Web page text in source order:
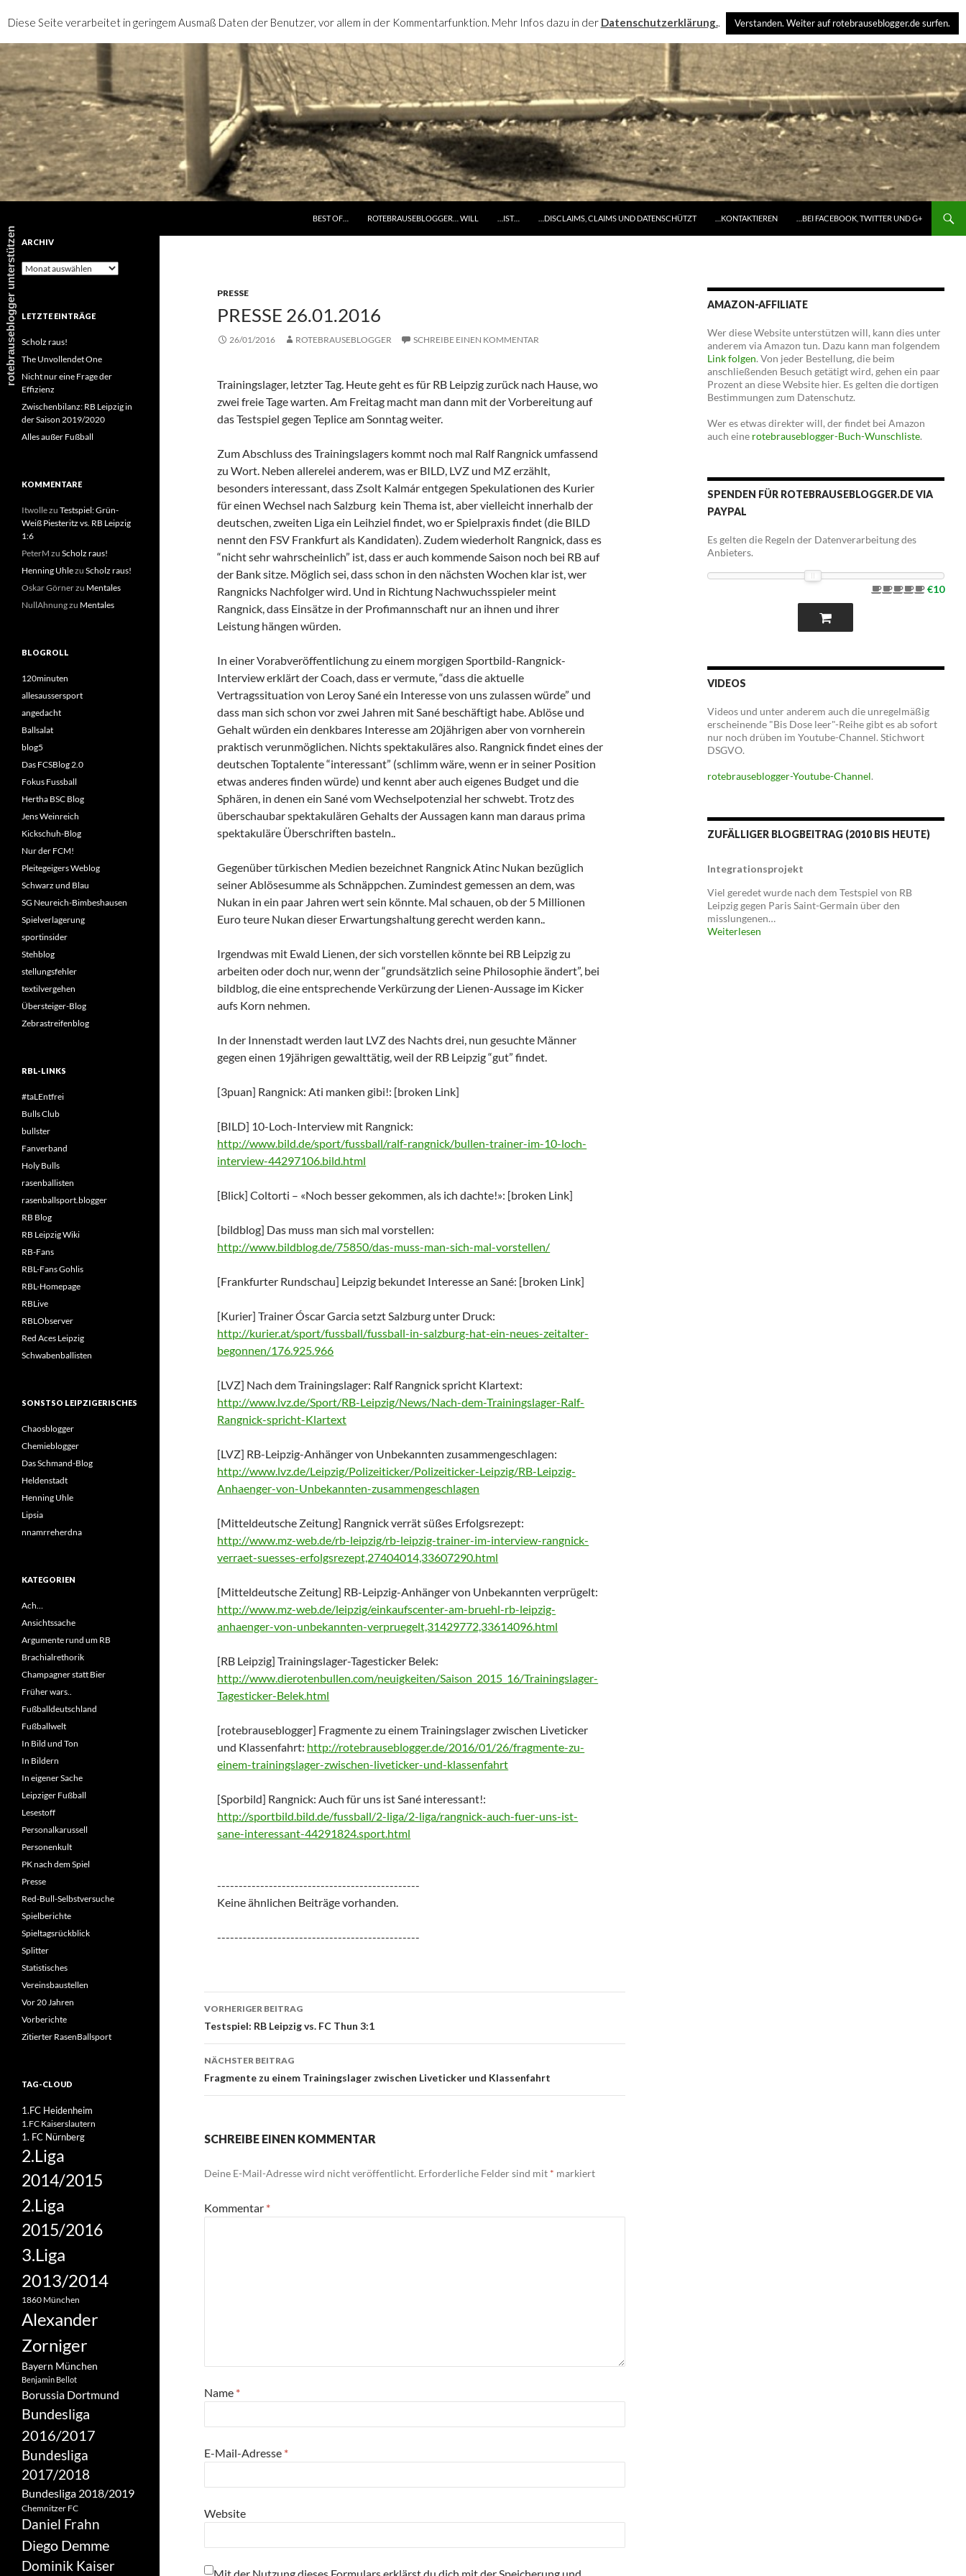
BEST OF…
ROTEBRAUSEBLOGGER… WILL …IST… …DISCLAIMS, CLAIMS UND DATENSCHÜTZT …KONTAKTIEREN …BEI FACEBOOK, TWITTER UND G+
PRESSE
PRESSE 26.01.2016
26/01/2016 ROTEBRAUSEBLOGGER SCHREIBE EINEN KOMMENTAR
Trainingslager, letzter Tag. Heute geht es für RB Leipzig zurück nach Hause, wo
zwei freie Tage warten. Am Freitag macht man dann mit der Vorbereitung auf
das Testspiel gegen Teplice am Sonntag weiter.
Zum Abschluss des Trainingslagers kommt noch mal Ralf Rangnick umfassend
zu Wort. Neben allerelei anderem, was er BILD, LVZ und MZ erzählt,
besonders interessant, dass Zsolt Kalmár entgegen Spekulationen des Kurier
für einen Wechsel nach Salzburg kein Thema ist, aber vielleicht innerhalb der
deutschen, zweiten Liga ein Leihziel findet, wo er Spielpraxis findet (die BILD
nennt den FSV Frankfurt als Kandidaten). Zudem wiederholt Rangnick, dass es
“nicht sehr wahrscheinlich” ist, dass er auch kommende Saison noch bei RB auf
der Bank sitze. Möglich sei, dass schon in den nächsten Wochen klar ist, wer
Rangnicks Nachfolger wird. Und in Richtung Nachwuchsspieler meint
Rangnick, dass Einsätze in der Profimannschaft nur an ihnen und ihrer
Leistung hängen würden.
In einer Vorabveröffentlichung zu einem morgigen Sportbild-Rangnick-
Interview erklärt der Coach, dass er vermute, “dass die aktuelle
Vertragssituation von Leroy Sané ein Interesse von uns zulassen würde” und
dass man sich schon vor zwei Jahren mit Sané beschäftigt habe. Ablöse und
Gehalt würden ein denkbares Interesse am 20jährigen aber von vornherein
praktisch verunmöglichen. Nichts spektakuläres also. Rangnick findet eines der
deutschen Toptalente “interessant” (schlimm wäre, wenn er in seiner Position
etwas anderes finden würde) und kennt aber auch eigenes Budget und die
Sphären, in denen ein Sané vom Wechselpotenzial her schwebt. Trotz des
überschaubar spektakulären Gehalts der Aussagen kann man daraus prima
spektakuläre Überschriften basteln..
Gegenüber türkischen Medien bezeichnet Rangnick Atinc Nukan bezüglich
seiner Ablösesumme als Schnäppchen. Zumindest gemessen an dem, was
Nukan in ein paar Jahren wert sein könnte. Mal schauen, ob der 5 Millionen
Euro teure Nukan dieser Erwartungshaltung gerecht werden kann..
Irgendwas mit Ewald Lienen, der sich vorstellen könnte bei RB Leipzig zu
arbeiten oder doch nur, wenn der “grundsätzlich seine Philosophie ändert”, bei
bildblog, die eine entsprechende Verkürzung der Lienen-Aussage im Kicker
aufs Korn nehmen.
In der Innenstadt werden laut LVZ des Nachts drei, nun gesuchte Männer
gegen einen 19jährigen gewalttätig, weil der RB Leipzig “gut” findet.
[3puan] Rangnick: Ati manken gibi!: [broken Link]
[BILD] 10-Loch-Interview mit Rangnick:
http://www.bild.de/sport/fussball/ralf-rangnick/bullen-trainer-im-10-loch-
interview-44297106.bild.html
[Blick] Coltorti – «Noch besser gekommen, als ich dachte!»: [broken Link]
[bildblog] Das muss man sich mal vorstellen:
http://www.bildblog.de/75850/das-muss-man-sich-mal-vorstellen/
[Frankfurter Rundschau] Leipzig bekundet Interesse an Sané: [broken Link]
[Kurier] Trainer Óscar Garcia setzt Salzburg unter Druck:
http://kurier.at/sport/fussball/fussball-in-salzburg-hat-ein-neues-zeitalter-
begonnen/176.925.966
[LVZ] Nach dem Trainingslager: Ralf Rangnick spricht Klartext:
http://www.lvz.de/Sport/RB-Leipzig/News/Nach-dem-Trainingslager-Ralf-
Rangnick-spricht-Klartext
[LVZ] RB-Leipzig-Anhänger von Unbekannten zusammengeschlagen:
http://www.lvz.de/Leipzig/Polizeiticker/Polizeiticker-Leipzig/RB-Leipzig-
Anhaenger-von-Unbekannten-zusammengeschlagen
[Mitteldeutsche Zeitung] Rangnick verrät süßes Erfolgsrezept:
http://www.mz-web.de/rb-leipzig/rb-leipzig-trainer-im-interview-rangnick-
verraet-suesses-erfolgsrezept,27404014,33607290.html
[Mitteldeutsche Zeitung] RB-Leipzig-Anhänger von Unbekannten verprügelt:
http://www.mz-web.de/leipzig/einkaufscenter-am-bruehl-rb-leipzig-
anhaenger-von-unbekannten-verpruegelt,31429772,33614096.html
[RB Leipzig] Trainingslager-Tagesticker Belek:
http://www.dierotenbullen.com/neuigkeiten/Saison_2015_16/Trainingslager-
Tagesticker-Belek.html
[rotebrauseblogger] Fragmente zu einem Trainingslager zwischen Liveticker
und Klassenfahrt: http://rotebrauseblogger.de/2016/01/26/fragmente-zu-
einem-trainingslager-zwischen-liveticker-und-klassenfahrt
[Sporbild] Rangnick: Auch für uns ist Sané interessant!:
http://sportbild.bild.de/fussball/2-liga/2-liga/rangnick-auch-fuer-uns-ist-
sane-interessant-44291824.sport.html
-----------------------------------------------
Keine ähnlichen Beiträge vorhanden.
-----------------------------------------------
Beitrags-
Navigation
VORHERIGER BEITRAG
Testspiel: RB Leipzig vs. FC Thun 3:1
NÄCHSTER BEITRAG
Fragmente zu einem Trainingslager zwischen Liveticker und Klassenfahrt
SCHREIBE EINEN KOMMENTAR
Deine E-Mail-Adresse wird nicht veröffentlicht. Erforderliche Felder sind mit * markiert
Kommentar *
Name *
E-Mail-Adresse *
Website
AMAZON-AFFILIATE
Wer diese Website unterstützen will, kann dies unter
anderem via Amazon tun. Dazu kann man folgendem
Link folgen. Von jeder Bestellung, die beim
anschließenden Besuch getätigt wird, gehen ein paar
Prozent an diese Website hier. Es gelten die dortigen
Bestimmungen zum Datenschutz.
Wer es etwas direkter will, der findet bei Amazon
auch eine rotebrauseblogger-Buch-Wunschliste.
SPENDEN FÜR ROTEBRAUSEBLOGGER.DE VIA
PAYPAL
Es gelten die Regeln der Datenverarbeitung des
Anbieters.
€10
VIDEOS
Videos und unter anderem auch die unregelmäßig
erscheinende "Bis Dose leer"-Reihe gibt es ab sofort
nur noch drüben im Youtube-Channel. Stichwort
DSGVO.
rotebrauseblogger-Youtube-Channel.
ZUFÄLLIGER BLOGBEITRAG (2010 BIS HEUTE)
Integrationsprojekt
Viel geredet wurde nach dem Testspiel von RB
Leipzig gegen Paris Saint-Germain über den
misslungenen…
Weiterlesen
ARCHIV
Archiv
LETZTE EINTRÄGE
Scholz raus!
The Unvollendet One
Nicht nur eine Frage der
Effizienz
Zwischenbilanz: RB Leipzig in
der Saison 2019/2020
Alles außer Fußball
KOMMENTARE
Itwollezu Testspiel: Grün-
Weiß Piesteritz vs. RB Leipzig
1:6
PeterM zu Scholz raus!
Henning Uhlezu Scholz raus!
Oskar Görnerzu Mentales
NullAhnungzu Mentales
BLOGROLL
120minuten
allesaussersport
angedacht
Ballsalat
blog5
Das FCSBlog 2.0
Fokus Fussball
Hertha BSC Blog
Jens Weinreich
Kickschuh-Blog
Nur der FCM!
Pleitegeigers Weblog
Schwarz und Blau
SG Neureich-Bimbeshausen
Spielverlagerung
sportinsider
Stehblog
stellungsfehler
textilvergehen
Übersteiger-Blog
Zebrastreifenblog
RBL-LINKS
#taLEntfrei
Bulls Club
bullster
Fanverband
Holy Bulls
rasenballisten
rasenballsport.blogger
RB Blog
RB Leipzig Wiki
RB-Fans
RBL-Fans Gohlis
RBL-Homepage
RBLive
RBLObserver
Red Aces Leipzig
Schwabenballisten
SONSTSO LEIPZIGERISCHES
Chaosblogger
Chemieblogger
Das Schmand-Blog
Heldenstadt
Henning Uhle
Lipsia
nnamrreherdna
KATEGORIEN
Ach…
Ansichtssache
Argumente rund um RB
Brachialrethorik
Champagner statt Bier
Früher wars..
Fußballdeutschland
Fußballwelt
In Bild und Ton
In Bildern
In eigener Sache
Leipziger Fußball
Lesestoff
Personalkarussell
Personenkult
PK nach dem Spiel
Presse
Red-Bull-Selbstversuche
Spielberichte
Spieltagsrückblick
Splitter
Statistisches
Vereinsbaustellen
Vor 20 Jahren
Vorberichte
Zitierter RasenBallsport
TAG-CLOUD
1.FC Heidenheim
1.FC Kaiserslautern
1. FC Nürnberg
2.Liga
2014/2015
2.Liga
2015/2016
3.Liga
2013/2014
1860 München
Alexander
Zorniger
Bayern München
Benjamin Bellot
Borussia Dortmund
Bundesliga
2016/2017
Bundesliga
2017/2018
Bundesliga 2018/2019
Chemnitzer FC
Daniel Frahn
Diego Demme
Dominik Kaiser
Diese Seite verarbeitet in geringem Ausmaß Daten der Benutzer, vor allem in der Kommentarfunktion. Mehr Infos dazu in der Datenschutzerklärung.. Verstanden. Weiter auf rotebrauseblogger.de surfen.
rotebrauseblogger unterstützen